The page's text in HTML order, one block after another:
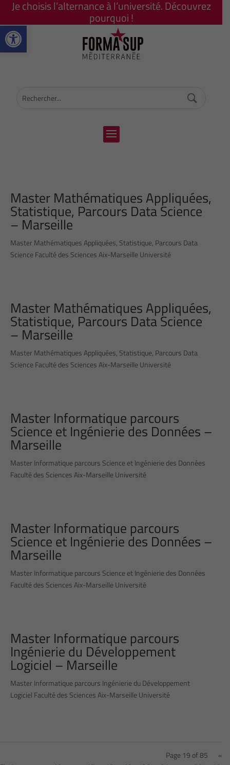
Ouvrir la barre d’outils
Je choisis l’alternance à l’université. Découvrez
pourquoi !
Master Mathématiques Appliquées,
Statistique, Parcours Data Science
– Marseille
Master Mathématiques Appliquées, Statistique, Parcours Data
Science Faculté des Sciences Aix-Marseille Université
Master Mathématiques Appliquées,
Statistique, Parcours Data Science
– Marseille
Master Mathématiques Appliquées, Statistique, Parcours Data
Science Faculté des Sciences Aix-Marseille Université
Master Informatique parcours
Science et Ingénierie des Données –
Marseille
Master Informatique parcours Science et Ingénierie des Données
Faculté des Sciences Aix-Marseille Université
Master Informatique parcours
Science et Ingénierie des Données –
Marseille
Master Informatique parcours Science et Ingénierie des Données
Faculté des Sciences Aix-Marseille Université
Master Informatique parcours
Ingénierie du Développement
Logiciel – Marseille
Master Informatique parcours Ingénierie du Développement
Logiciel Faculté des Sciences Aix-Marseille Université
Page 19 of 85
«